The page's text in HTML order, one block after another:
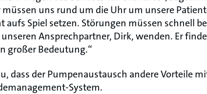
uns rund um die Uhr um unsere
Spiel setzen. Störungen müssen schnell
Ansprechpartner, Dirk, wenden. Er
großer Bedeutung.“
dass der Pumpenaustausch andere Vorteile
System.